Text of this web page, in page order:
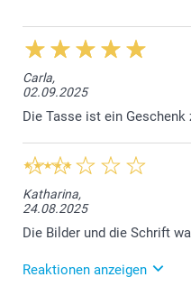
Carla,
02.09.2025
Die Tasse ist ein Geschenk
Katharina,
24.08.2025
Die Bilder und die Schrift
Reaktionen anzeigen